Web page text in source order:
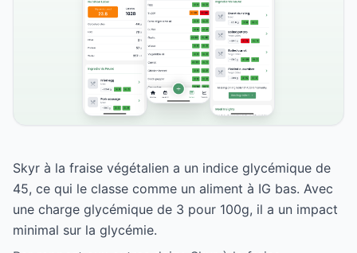
Skyr à la fraise végétalien a un indice glycémique de
45, ce qui le classe comme un aliment à IG bas. Avec
une charge glycémique de 3 pour 100g, il a un impact
minimal sur la glycémie.